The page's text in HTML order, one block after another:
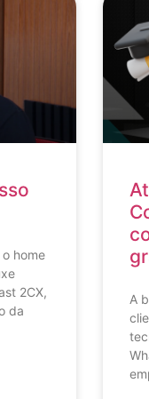
home
2CX,
da
A